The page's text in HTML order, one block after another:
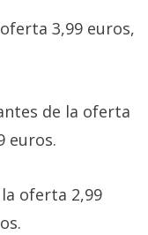
3,99 euros,
de la oferta
euros.
oferta 2,99